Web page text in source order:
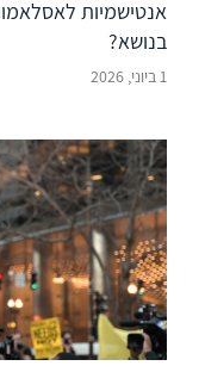
אנטישמיות
בנושא?
1 ביוני, 2026